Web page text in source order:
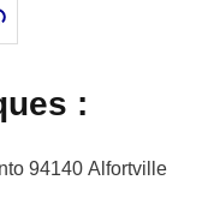
fenêtrefenêtre
In - nouvelle
par email - nouvelle
:
94140 Alfortville